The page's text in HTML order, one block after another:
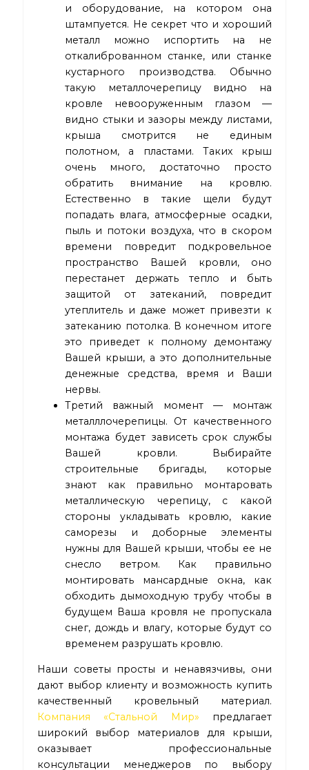
и оборудование, на котором она
штампуется. Не секрет что и хороший
металл можно испортить на не
откалиброванном станке, или станке
кустарного производства. Обычно
такую металлочерепицу видно на
кровле невооруженным глазом —
видно стыки и зазоры между листами,
крыша смотрится не единым
полотном, а пластами. Таких крыш
очень много, достаточно просто
обратить внимание на кровлю.
Естественно в такие щели будут
попадать влага, атмосферные осадки,
пыль и потоки воздуха, что в скором
времени повредит подкровельное
пространство Вашей кровли, оно
перестанет держать тепло и быть
защитой от затеканий, повредит
утеплитель и даже может привезти к
затеканию потолка. В конечном итоге
это приведет к полному демонтажу
Вашей крыши, а это дополнительные
денежные средства, время и Ваши
нервы.
Третий важный момент — монтаж
металллочерепицы. От качественного
монтажа будет зависеть срок службы
Вашей кровли. Выбирайте
строительные бригады, которые
знают как правильно монтаровать
металлическую черепицу, с какой
стороны укладывать кровлю, какие
саморезы и доборные элементы
нужны для Вашей крыши, чтобы ее не
снесло ветром. Как правильно
монтировать мансардные окна, как
обходить дымоходную трубу чтобы в
будущем Ваша кровля не пропускала
снег, дождь и влагу, которые будут со
временем разрушать кровлю.
Наши советы просты и ненавязчивы, они
дают выбор клиенту и возможность купить
качественный кровельный материал.
Компания «Стальной Мир» предлагает
широкий выбор материалов для крыши,
оказывает профессиональные
консультации менеджеров по выбору